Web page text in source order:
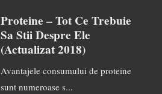
Proteine – Tot Ce Trebuie
Sa Stii Despre Ele
(actualizat 2018)
Avantajele consumului de proteine
sunt numeroase s...